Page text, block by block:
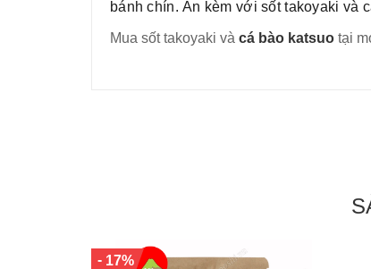
bánh chín. Ăn kèm với sốt takoyaki và
Mua sốt takoyaki và cá bào katsuo tại
-17%